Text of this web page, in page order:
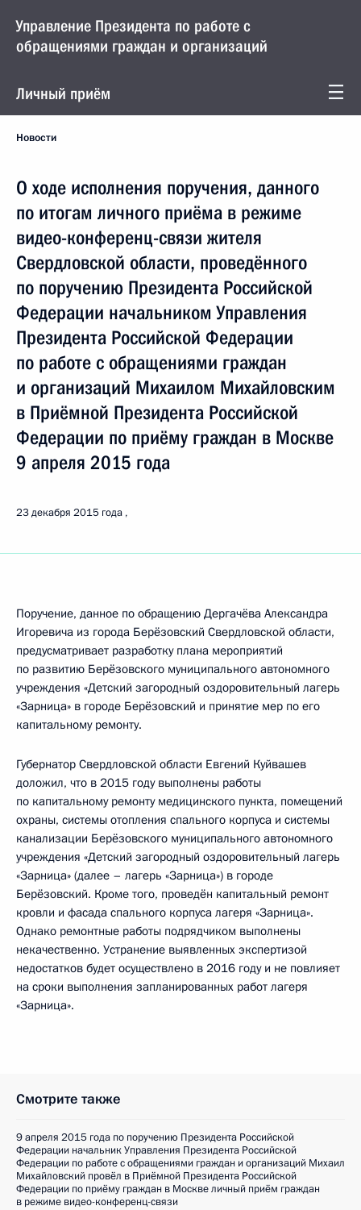
Управление Президента по работе с
обращениями граждан и организаций
Личный приём
Новости
О ходе исполнения поручения, данного
по итогам личного приёма в режиме
видео-конференц-связи жителя
Свердловской области, проведённого
по поручению Президента Российской
Федерации начальником Управления
Президента Российской Федерации
по работе с обращениями граждан
и организаций Михаилом Михайловским
в Приёмной Президента Российской
Федерации по приёму граждан в Москве
9 апреля 2015 года
23 декабря 2015 года
Поручение, данное по обращению Дергачёва Александра
Игоревича из города Берёзовский Свердловской области,
предусматривает разработку плана мероприятий
по развитию Берёзовского муниципального автономного
учреждения «Детский загородный оздоровительный лагерь
«Зарница» в городе Берёзовский и принятие мер по его
капитальному ремонту.
Губернатор Свердловской области Евгений Куйвашев
доложил, что в 2015 году выполнены работы
по капитальному ремонту медицинского пункта, помещений
охраны, системы отопления спального корпуса и системы
канализации Берёзовского муниципального автономного
учреждения «Детский загородный оздоровительный лагерь
«Зарница» (далее – лагерь «Зарница») в городе
Берёзовский. Кроме того, проведён капитальный ремонт
кровли и фасада спального корпуса лагеря «Зарница».
Однако ремонтные работы подрядчиком выполнены
некачественно. Устранение выявленных экспертизой
недостатков будет осуществлено в 2016 году и не повлияет
на сроки выполнения запланированных работ лагеря
«Зарница».
Смотрите также
9 апреля 2015 года по поручению Президента Российской
Федерации начальник Управления Президента Российской
Федерации по работе с обращениями граждан и организаций Михаил
Михайловский провёл в Приёмной Президента Российской
Федерации по приёму граждан в Москве личный приём граждан
в режиме видео-конференц-связи